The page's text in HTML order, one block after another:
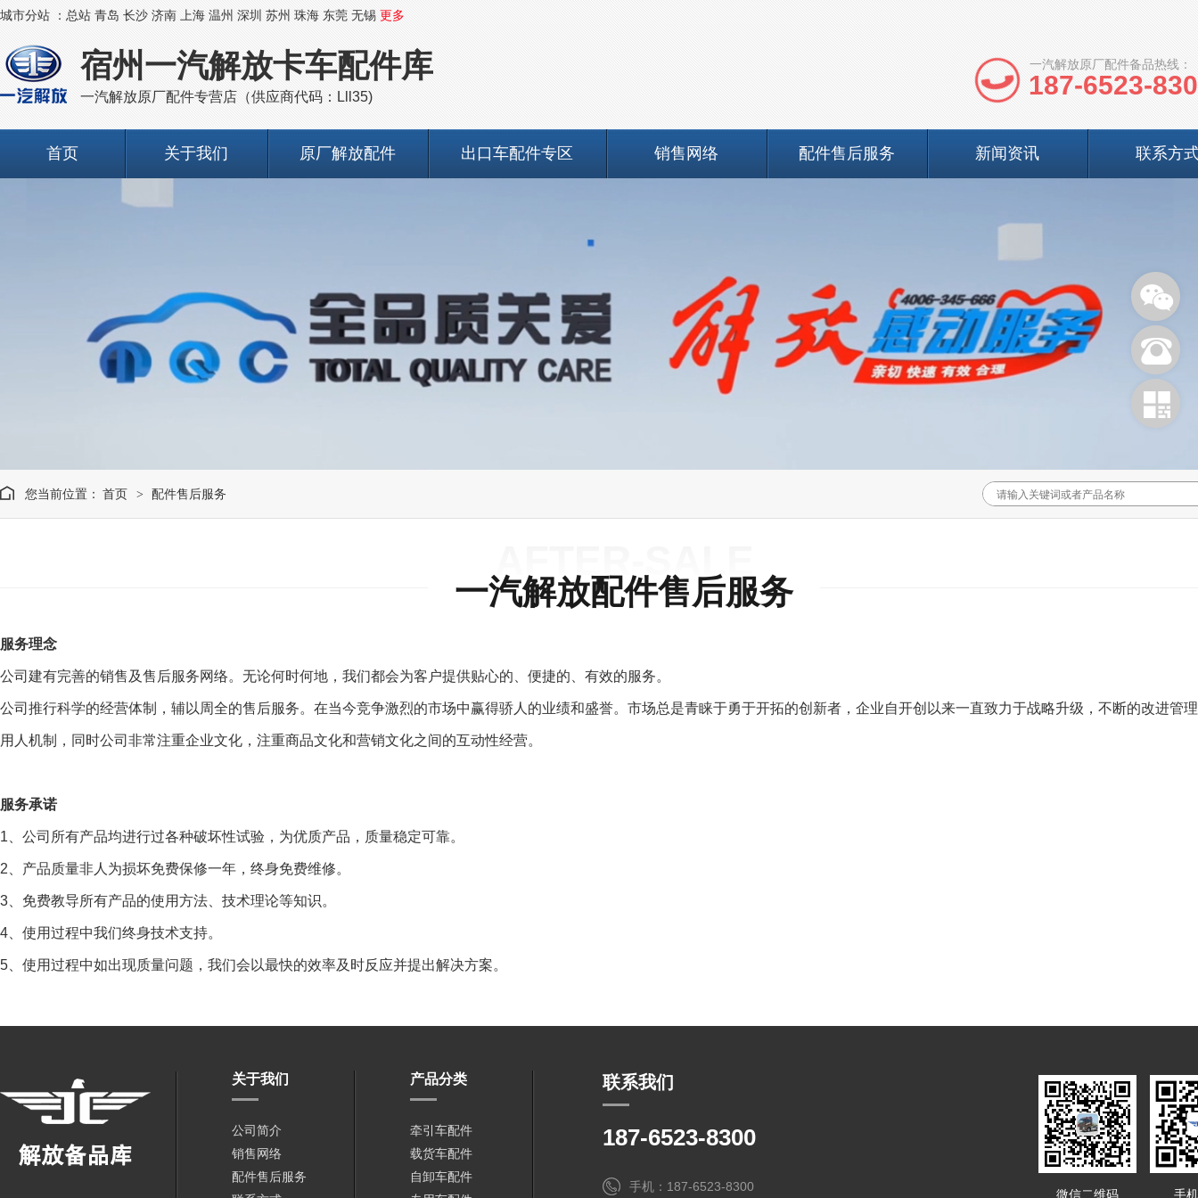
城市分站 ： 总站 青岛 长沙 济南 上海 温州 深圳 苏州 珠海 东莞 无锡 更多
宿州一汽解放卡车配件库
一汽解放原厂配件专营店（供应商代码：Lll35)
一汽解放原厂配件备品热线：
187-6523-
首页 关于我们 原厂解放配件 出口车配件专区 销售网络 配件售后服务 新闻资讯 联系方
您当前位置： 首页 > 配件售后服务
AFTER-SALE
一汽解放配件售后服务
服务理念
公司建有完善的销售及售后服务网络。无论何时何地，我们都会为客户提供贴心的、便捷的、有效的服务。
公司推行科学的经营体制，辅以周全的售后服务。在当今竞争激烈的市场中赢得骄人的业绩和盛誉。市场总是青睐于勇于开拓的创新者，企业自开创以来一直致力于战略升级，不断的改进管
用人机制，同时公司非常注重企业文化，注重商品文化和营销文化之间的互动性经营。
服务承诺
1、公司所有产品均进行过各种破坏性试验，为优质产品，质量稳定可靠。
2、产品质量非人为损坏免费保修一年，终身免费维修。
3、免费教导所有产品的使用方法、技术理论等知识。
4、使用过程中我们终身技术支持。
5、使用过程中如出现质量问题，我们会以最快的效率及时反应并提出解决方案。
关于我们
公司简介
销售网络
配件售后服务
产品分类
牵引车配件
载货车配件
自卸车配件
联系我们
187-6523-8300
手机：187-6523-8300
微信二维码 手